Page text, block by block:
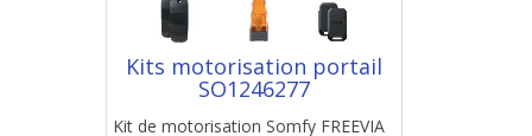
Kits motorisation portail
SO1246277
Kit de motorisation Somfy FREEVIA